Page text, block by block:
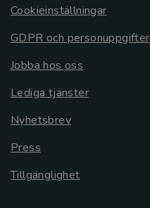
Cookieinställningar
GDPR och personuppgifter
Jobba hos oss
Lediga tjänster
Nyhetsbrev
Press
Tillgänglighet